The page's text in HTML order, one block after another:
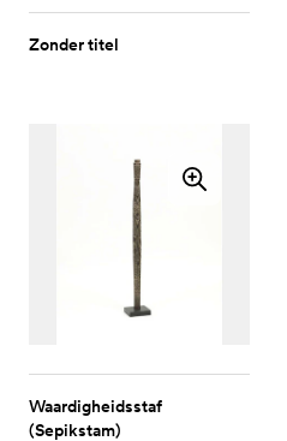
Zonder titel
Waardigheidsstaf
(Sepikstam)